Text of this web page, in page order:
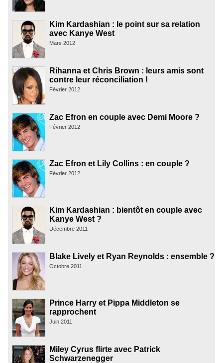
Kim Kardashian : le point sur sa relation
avec Kanye West
Mars 2012
Rihanna et Chris Brown : leurs amis sont
contre leur réconciliation !
Février 2012
Zac Efron en couple avec Demi Moore ?
Février 2012
Zac Efron et Lily Collins : en couple ?
Février 2012
Kim Kardashian : bientôt en couple avec
Kanye West ?
Décembre 2011
Blake Lively et Ryan Reynolds : ensemble ?
Octobre 2011
Prince Harry et Pippa Middleton se
rapprochent
Juin 2011
Miley Cyrus flirte avec Patrick
Schwarzenegger